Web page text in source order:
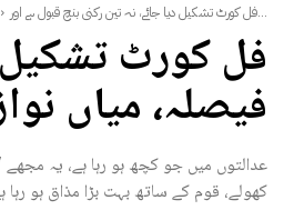
فل کورٹ تشکیل دیا جائے، نہ تین رکنی بنچ قبول ہے اور...
فل کورٹ تشکیل
فیصلہ، میاں
کھولے، قوم کے ساتھ بہت بڑا مذاق ہو رہا